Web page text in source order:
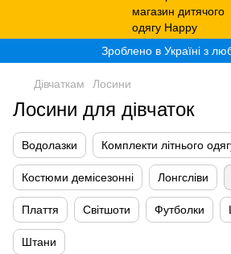
Зроблено в Україні з
Дівчаткам Лосини
Лосини для дівчаток
Водолазки Комплекти літнього
Костюми демісезонні Лонгсліви
Плаття Світшоти Футболки
Штани